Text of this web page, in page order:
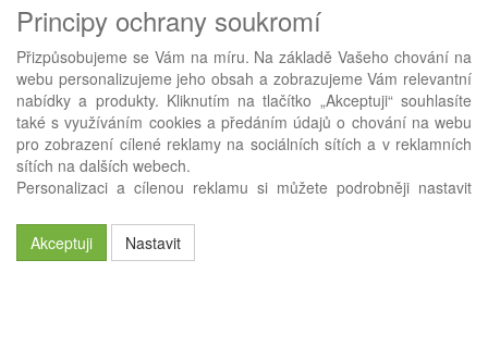
Fax: +420 483 034 590
E-mail:info@avistrade.cz
Web:www.avistrade.cz
Používáme ABRA eShop- nejlepší řešení e-commerce pro náš
Principy ochrany soukromí
Přizpůsobujeme se Vám na míru. Na základě Vašeho chování na
webu personalizujeme jeho obsah a zobrazujeme Vám relevantní
nabídky a produkty. Kliknutím na tlačítko „Akceptuji“ souhlasíte
také s využíváním cookies a předáním údajů o chování na webu
pro zobrazení cílené reklamy na sociálních sítích a v reklamních
sítích na dalších webech.
Personalizaci a cílenou reklamu si můžete podrobněji nastavit
Akceptuji
Nastavit